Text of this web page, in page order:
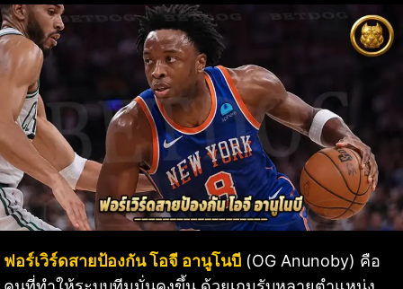
ฟอร์เวิร์ดสายป้องกัน โอจี อานูโนบี (OG Anunoby) คือ